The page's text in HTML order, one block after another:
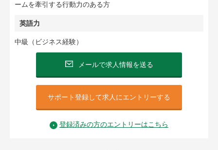
ームを牽引する行動力のある方
英語力
中級（ビジネス経験）
メールで求人情報を送る
サポート登録して求人にエントリーする
登録済みの方のエントリーはこちら